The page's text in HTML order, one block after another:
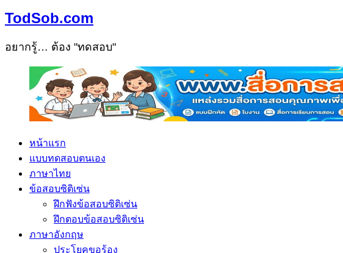
TodSob.com
อยากรู้… ต้อง "ทดสอบ"
หน้าแรก
แบบทดสอบตนเอง
ภาษาไทย
ข้อสอบซิติเซ่น
ฝึกฟังข้อสอบซิติเซ่น
ฝึกตอบข้อสอบซิติเซ่น
ภาษาอังกฤษ
ประโยคขอร้อง